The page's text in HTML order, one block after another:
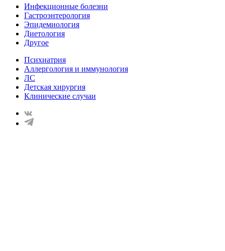
Инфекционные болезни
Гастроэнтерология
Эпидемиология
Диетология
Другое
Психиатрия
Аллергология и иммунология
ЛС
Детская хирургия
Клинические случаи